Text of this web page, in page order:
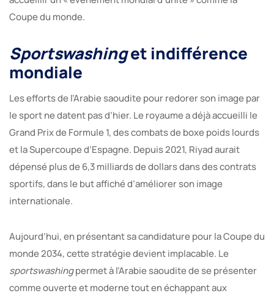
Coupe du monde.
Sportswashinget indifférence
mondiale
Les efforts de l’Arabie saoudite pour redorer son image par
le sport ne datent pas d’hier. Le royaume a déjà accueilli le
Grand Prix de Formule 1, des combats de boxe poids lourds
et la Supercoupe d’Espagne. Depuis 2021, Riyad aurait
dépensé plus de 6,3 milliards de dollars dans des contrats
sportifs, dans le but affiché d’améliorer son image
internationale.
Aujourd’hui, en présentant sa candidature pour la Coupe du
monde 2034, cette stratégie devient implacable. Le
sportswashingpermet à l’Arabie saoudite de se présenter
comme ouverte et moderne tout en échappant aux